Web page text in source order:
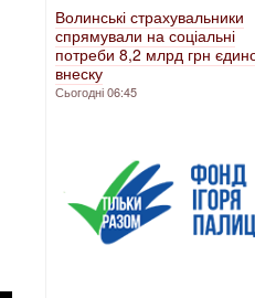
Волинські страхувальники
спрямували на соціальні
потреби 8,2 млрд грн
внеску
Сьогодні 06:45